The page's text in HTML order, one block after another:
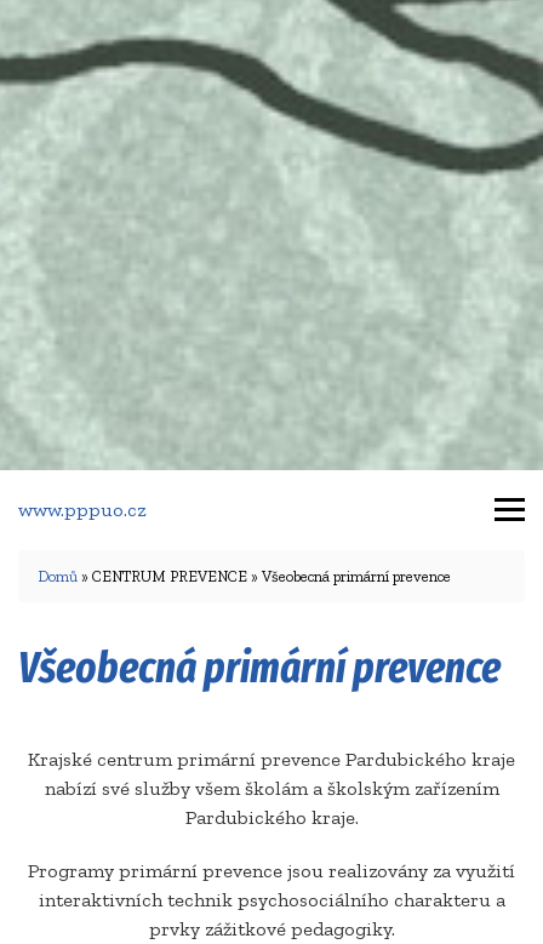
www.pppuo.cz
Domů » CENTRUM PREVENCE » Všeobecná primární prevence
Všeobecná primární prevence
Krajské centrum primární prevence Pardubického kraje
nabízí své služby všem školám a školským zařízením
Pardubického kraje.
Programy primární prevence jsou realizovány za využití
interaktivních technik psychosociálního charakteru a
prvky zážitkové pedagogiky.